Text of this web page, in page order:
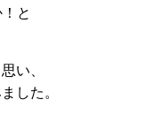
と
い、
した。